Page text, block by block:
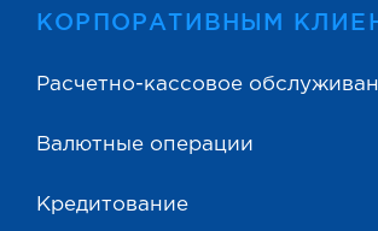
КОРПОРАТИВНЫМ
Расчетно-кассовое
Валютные операции
Кредитование